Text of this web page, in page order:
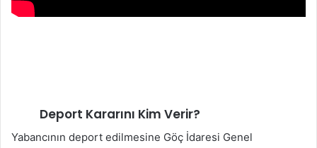
Deport Kararını Kim Verir?
Yabancının deport edilmesine Göç İdaresi Genel